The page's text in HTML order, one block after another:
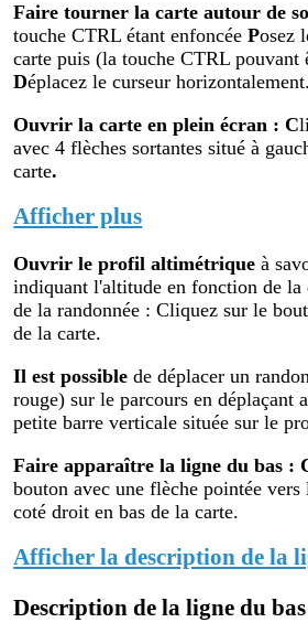
Faire tourner la carte autour de
touche CTRL étant enfoncéePosez
carte puis (la touche CTRL pouvant
Déplacez le curseur horizontalement.
Ouvrir la carte en plein écran :C
avec 4 flèches sortantes situé à
carte.
Afficher plus
Ouvrir le profil altimétrique à
indiquant l'altitude en fonction de la
de la randonnée : Cliquez sur le
de la carte.
Il est possible de déplacer un
rouge) sur le parcours en déplaçant
petite barre verticale située sur le
Faire apparaître la ligne du bas :
bouton avec une flèche pointée vers
coté droit en bas de la carte.
Afficher la description de la
Description de la ligne du bas